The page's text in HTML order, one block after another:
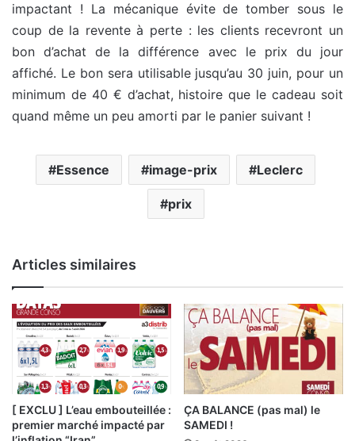
impactant ! La mécanique évite de tomber sous le
coup de la revente à perte : les clients recevront un
bon d’achat de la différence avec le prix du jour
affiché. Le bon sera utilisable jusqu’au 30 juin, pour un
minimum de 40 € d’achat, histoire que le cadeau soit
quand même un peu amorti par le panier suivant !
Essence image-prix Leclerc
prix
Articles similaires
[ EXCLU ] L’eau embouteillée :
premier marché impacté par
ÇA BALANCE (pas mal) le
SAMEDI !